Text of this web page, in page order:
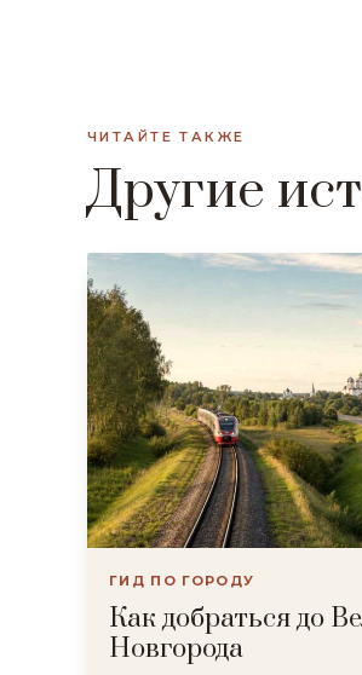
ЧИТАЙТЕ ТАКЖЕ
Другие
ГИД ПО ГОРОДУ
Как добраться до
Новгорода